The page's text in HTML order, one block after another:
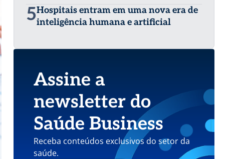
5Hospitais entram em uma nova era de
inteligência humana e artificial
Assine a
newsletter do
Saúde Business
Receba conteúdos exclusivos do setor da
saúde.